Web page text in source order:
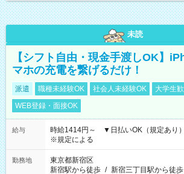
未読
【シフト自由・現金手渡しOK】
マホの充電を繋げるだけ！
派遣 職種未経験OK 社会人未経験OK 大学生
WEB登録・面接OK
給与
時給1414円～ ▼日払いOK（規定あり
※規定による
勤務地
東京都新宿区
新宿駅から徒歩 / 新宿三丁目駅から徒歩